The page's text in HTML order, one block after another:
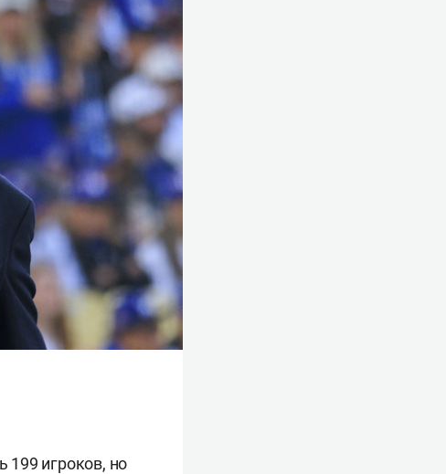
199 игроков, но